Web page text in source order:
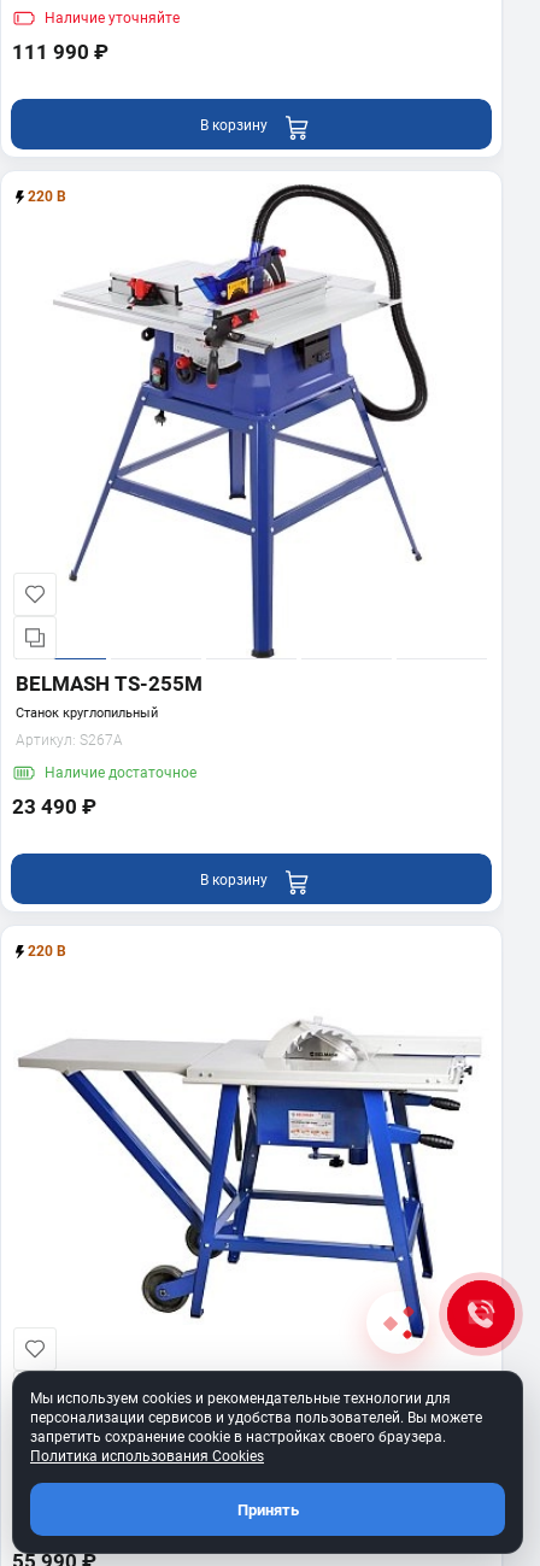
Наличие уточняйте
111 990 ₽
В корзину
220 В
BELMASH TS-255M
Станок круглопильный
Артикул: S267A
Наличие достаточное
23 490 ₽
В корзину
220 В
BELMASH CBS-2400
Станок циркулярный бытовой
Артикул:
Мы используем cookies и рекомендательные технологии для
персонализации сервисов и удобства пользователей. Вы можете
запретить сохранение cookie в настройках своего браузера.
Политика использования Cookies
Принять